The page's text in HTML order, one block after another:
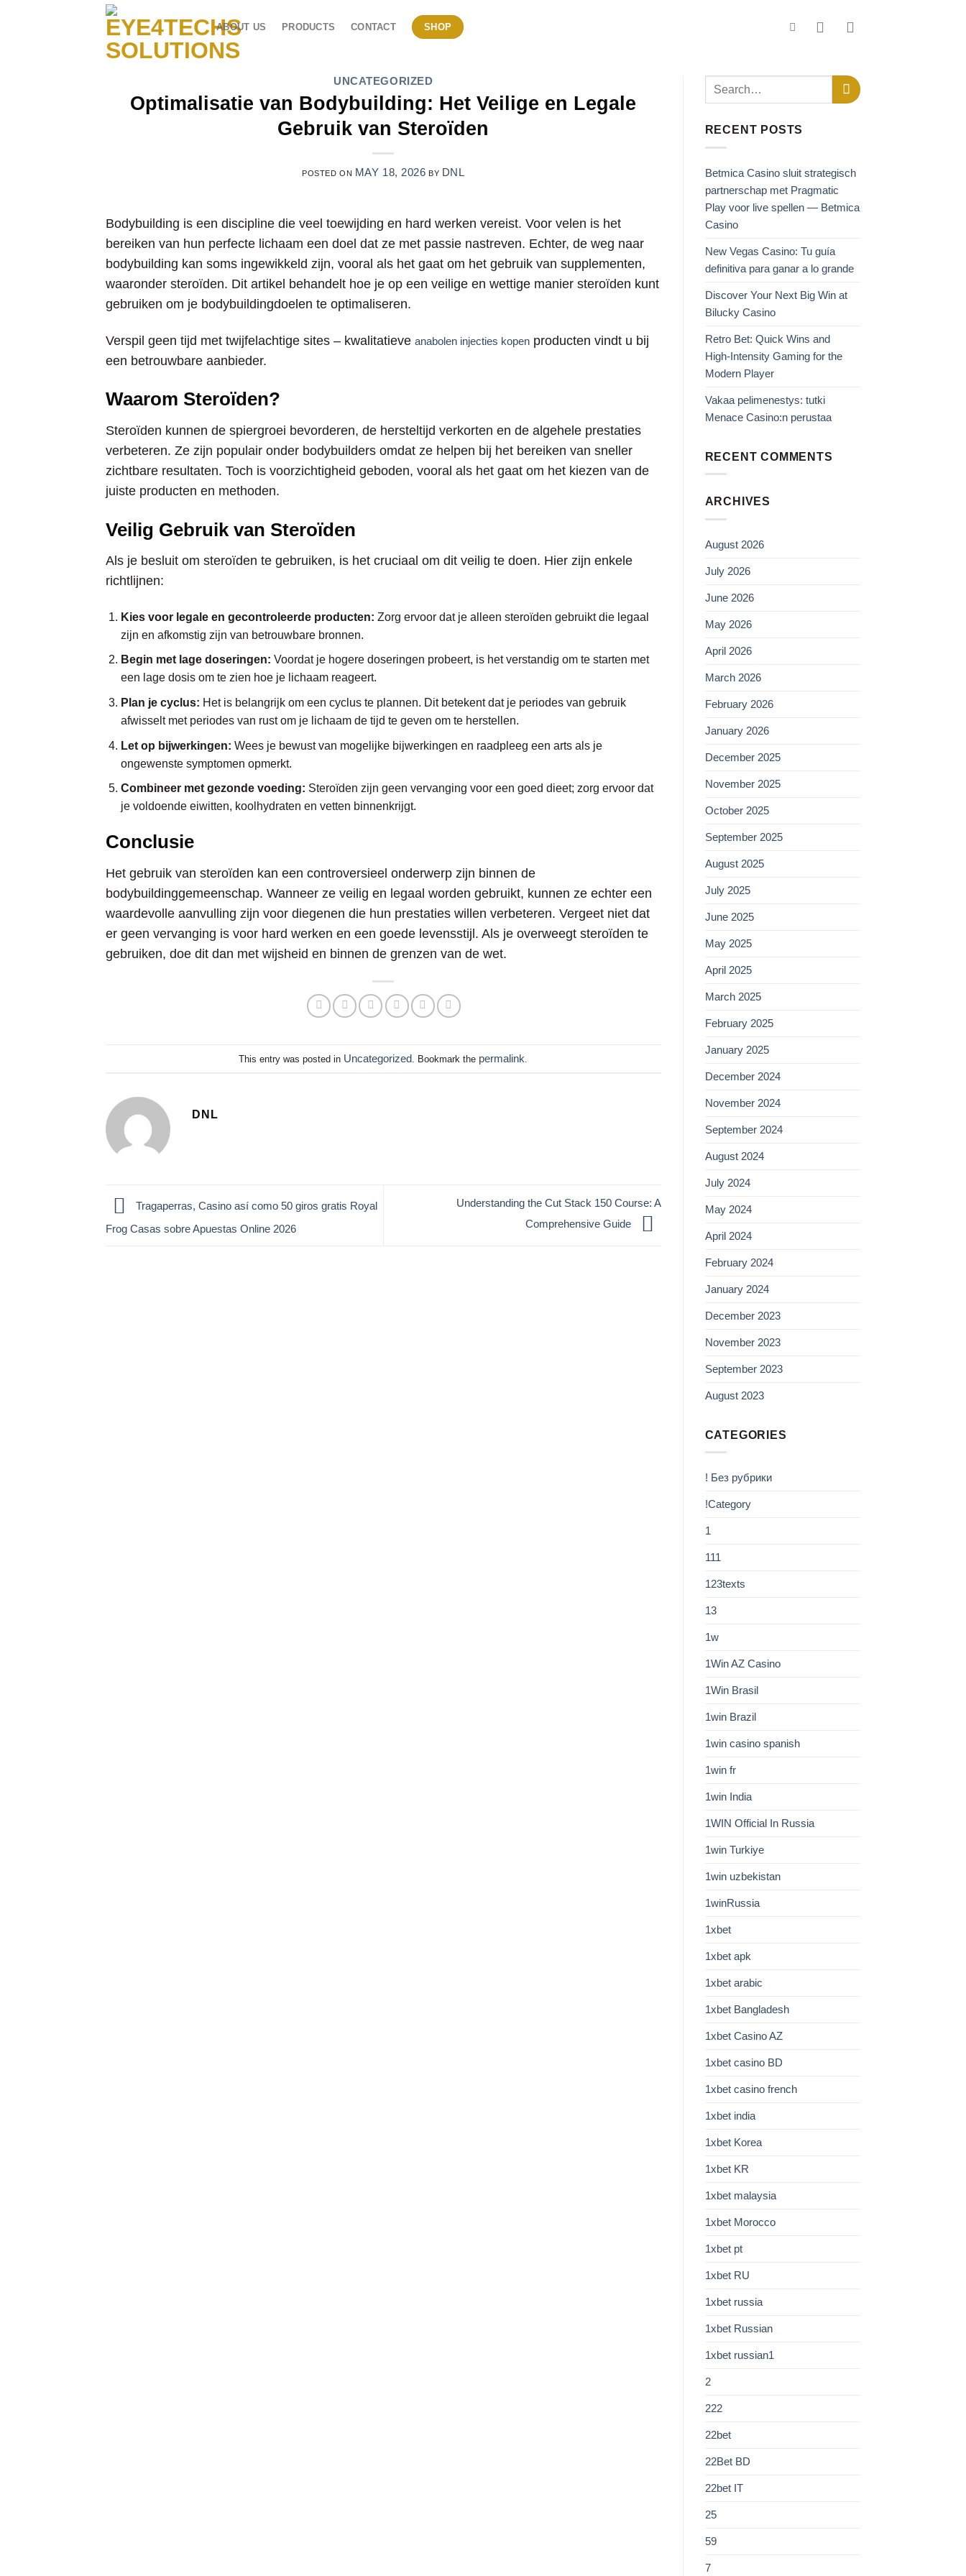
ABOUT US PRODUCTS CONTACT SHOP
UNCATEGORIZED
Optimalisatie van Bodybuilding: Het Veilige en Legale
Gebruik van Steroïden
POSTED ON MAY 18, 2026 BY DNL
Bodybuilding is een discipline die veel toewijding en hard werken vereist. Voor velen is het
bereiken van hun perfecte lichaam een doel dat ze met passie nastreven. Echter, de weg naar
bodybuilding kan soms ingewikkeld zijn, vooral als het gaat om het gebruik van supplementen,
waaronder steroïden. Dit artikel behandelt hoe je op een veilige en wettige manier steroïden kunt
gebruiken om je bodybuildingdoelen te optimaliseren.
Verspil geen tijd met twijfelachtige sites – kwalitatieve anabolen injecties kopen producten vindt u bij
een betrouwbare aanbieder.
Waarom Steroïden?
Steroïden kunnen de spiergroei bevorderen, de hersteltijd verkorten en de algehele prestaties
verbeteren. Ze zijn populair onder bodybuilders omdat ze helpen bij het bereiken van sneller
zichtbare resultaten. Toch is voorzichtigheid geboden, vooral als het gaat om het kiezen van de
juiste producten en methoden.
Veilig Gebruik van Steroïden
Als je besluit om steroïden te gebruiken, is het cruciaal om dit veilig te doen. Hier zijn enkele
richtlijnen:
Kies voor legale en gecontroleerde producten: Zorg ervoor dat je alleen steroïden gebruikt die legaal
zijn en afkomstig zijn van betrouwbare bronnen.
Begin met lage doseringen: Voordat je hogere doseringen probeert, is het verstandig om te starten met
een lage dosis om te zien hoe je lichaam reageert.
Plan je cyclus: Het is belangrijk om een cyclus te plannen. Dit betekent dat je periodes van gebruik
afwisselt met periodes van rust om je lichaam de tijd te geven om te herstellen.
Let op bijwerkingen: Wees je bewust van mogelijke bijwerkingen en raadpleeg een arts als je
ongewenste symptomen opmerkt.
Combineer met gezonde voeding: Steroïden zijn geen vervanging voor een goed dieet; zorg ervoor dat
je voldoende eiwitten, koolhydraten en vetten binnenkrijgt.
Conclusie
Het gebruik van steroïden kan een controversieel onderwerp zijn binnen de
bodybuildinggemeenschap. Wanneer ze veilig en legaal worden gebruikt, kunnen ze echter een
waardevolle aanvulling zijn voor diegenen die hun prestaties willen verbeteren. Vergeet niet dat
er geen vervanging is voor hard werken en een goede levensstijl. Als je overweegt steroïden te
gebruiken, doe dit dan met wijsheid en binnen de grenzen van de wet.
This entry was posted in Uncategorized . Bookmark the permalink
DNL
Tragaperras, Casino así­ como 50 giros gratis Royal
Frog Casas sobre Apuestas Online 2026
Understanding the Cut Stack 150 Course: A
Comprehensive Guide
RECENT POSTS
Betmica Casino sluit strategisch
partnerschap met Pragmatic
Play voor live spellen — Betmica
Casino
New Vegas Casino: Tu guía
definitiva para ganar a lo grande
Discover Your Next Big Win at
Bilucky Casino
Retro Bet: Quick Wins and
High‑Intensity Gaming for the
Modern Player
Vakaa pelimenestys: tutki
Menace Casino:n perustaa
RECENT COMMENTS
ARCHIVES
August 2026
July 2026
June 2026
May 2026
April 2026
March 2026
February 2026
January 2026
December 2025
November 2025
October 2025
September 2025
August 2025
July 2025
June 2025
May 2025
April 2025
March 2025
February 2025
January 2025
December 2024
November 2024
September 2024
August 2024
July 2024
May 2024
April 2024
February 2024
January 2024
December 2023
November 2023
September 2023
August 2023
CATEGORIES
! Без рубрики
!Category
1
111
123texts
13
1w
1Win AZ Casino
1Win Brasil
1win Brazil
1win casino spanish
1win fr
1win India
1WIN Official In Russia
1win Turkiye
1win uzbekistan
1winRussia
1xbet
1xbet apk
1xbet arabic
1xbet Bangladesh
1xbet Casino AZ
1xbet casino BD
1xbet casino french
1xbet india
1xbet Korea
1xbet KR
1xbet malaysia
1xbet Morocco
1xbet pt
1xbet RU
1xbet russia
1xbet Russian
1xbet russian1
2
222
22bet
22Bet BD
22bet IT
25
59
7